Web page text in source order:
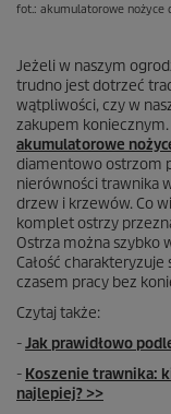
fot.: akumulatorowe nożyce
Jeżeli w naszym
trudno jest dotrzeć
wątpliwości, czy w
zakupem
akumulatorowe
diamentowo ostrzom
nierówności trawnika
drzew i krzewów. Co
komplet ostrzy
Ostrza można szybko
Całość
czasem pracy bez
Czytaj także:
-Jak prawidłowo
- Koszenie trawnika:
najlepiej? >>